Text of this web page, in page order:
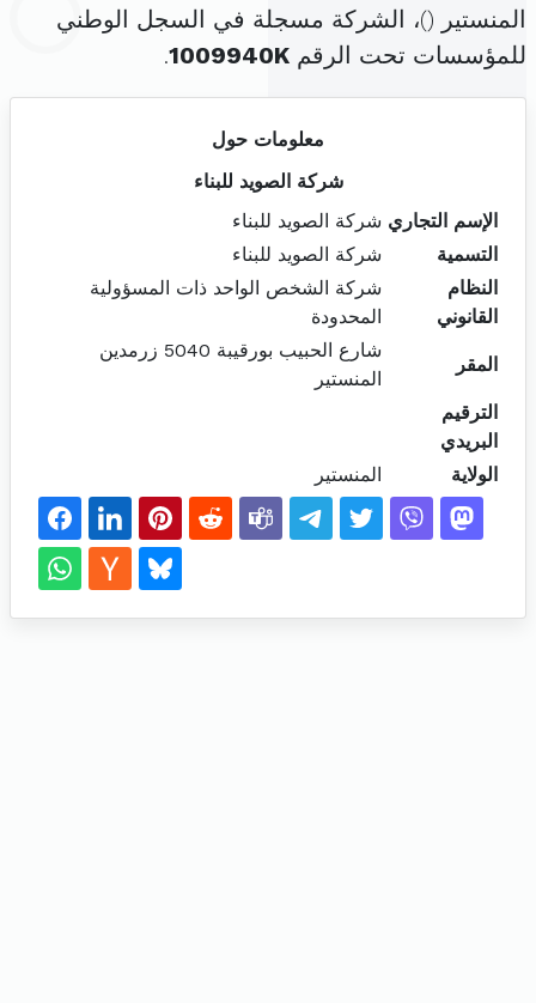
المنستير ()، الشركة مسجلة في السجل الوطني
للمؤسسات تحت الرقم 1009940K
.
معلومات حول
شركة الصويد للبناء
الإسم التجاري شركة الصويد للبناء
التسمية
شركة الصويد للبناء
النظام
القانوني
شركة الشخص الواحد ذات المسؤولية
المحدودة
المقر
شارع الحبيب بورقيبة 5040 زرمدين
المنستير
الترقيم
البريدي
الولاية
المنستير